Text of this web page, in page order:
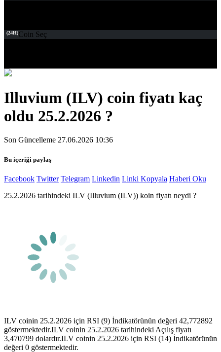
(24H)Coin Seç
Illuvium (ILV) coin fiyatı kaç
oldu 25.2.2026 ?
Son Güncelleme 27.06.2026 10:36
Bu içeriği paylaş
Facebook Twitter Telegram Linkedin Linki Kopyala Haberi Oku
25.2.2026 tarihindeki ILV (Illuvium (ILV)) koin fiyatı neydi ?
ILV coinin 25.2.2026 için RSI (9) İndikatörünün değeri 42,772892
göstermektedir.ILV coinin 25.2.2026 tarihindeki Açılış fiyatı
3,470799 dolardır.ILV coinin 25.2.2026 için RSI (14) İndikatörünün
değeri 0 göstermektedir.